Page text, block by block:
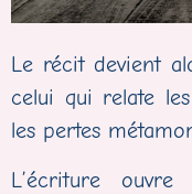
Le récit devient
celui qui relate
les pertes
L’écriture